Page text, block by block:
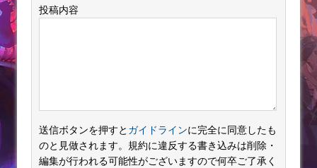
投稿内容
送信ボタンを押すと ガイドラインに完全に同意したも
のと見做されます。規約に違反する書き込みは削除・
編集が行われる可能性がございますので何卒ご了承く